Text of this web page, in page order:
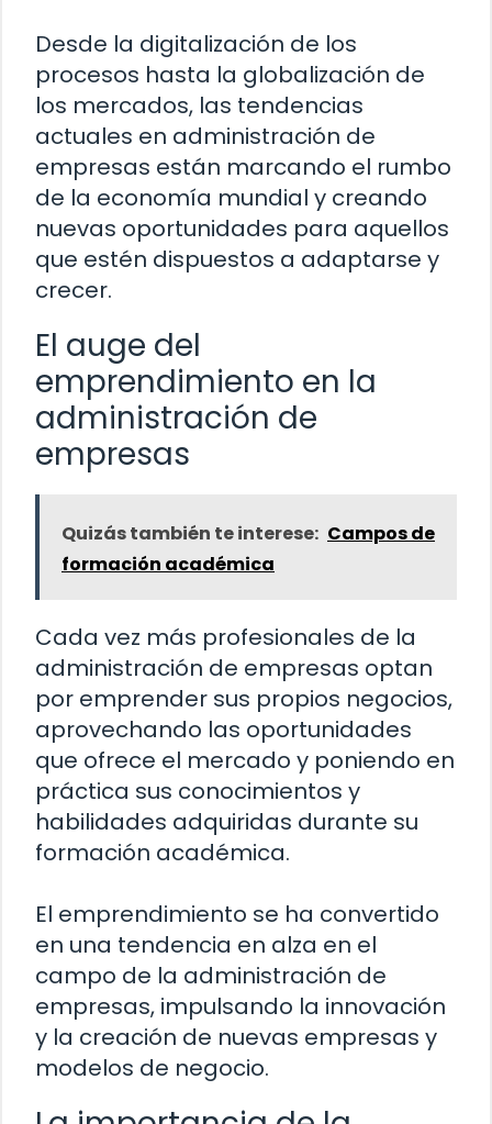
Desde la digitalización de los
procesos hasta la globalización de
los mercados, las tendencias
actuales en administración de
empresas están marcando el rumbo
de la economía mundial y creando
nuevas oportunidades para aquellos
que estén dispuestos a adaptarse y
crecer.
El auge del
emprendimiento en la
administración de
empresas
Quizás también te interese: Campos de
formación académica
Cada vez más profesionales de la
administración de empresas optan
por emprender sus propios negocios,
aprovechando las oportunidades
que ofrece el mercado y poniendo en
práctica sus conocimientos y
habilidades adquiridas durante su
formación académica.
El emprendimiento se ha convertido
en una tendencia en alza en el
campo de la administración de
empresas, impulsando la innovación
y la creación de nuevas empresas y
modelos de negocio.